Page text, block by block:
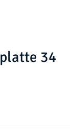
34